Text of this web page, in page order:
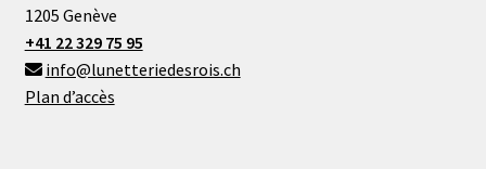
1205 Genève
+41 22 329 75 95
info@lunetteriedesrois.ch
Plan d’accès